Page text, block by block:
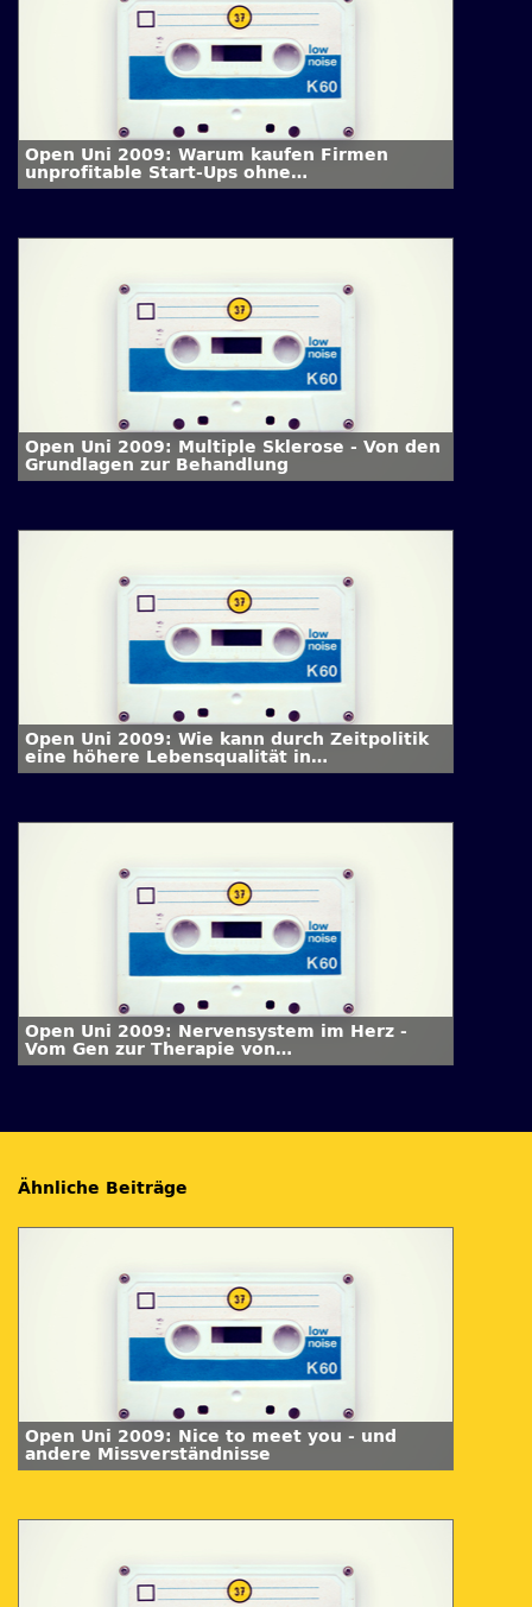
Open Uni 2009: Warum kaufen Firmen
unprofitable Start-Ups ohne
Geschäftsmodell für Milliardensummen?
Open Uni 2009: Multiple Sklerose - Von den
Grundlagen zur Behandlung
Open Uni 2009: Wie kann durch Zeitpolitik
eine höhere Lebensqualität in
Zeitarrangements erreicht werden?
Open Uni 2009: Nervensystem im Herz -
Vom Gen zur Therapie von
Herzrhythmusstörungen
Ähnliche Beiträge
Open Uni 2009: Nice to meet you - und
andere Missverständnisse